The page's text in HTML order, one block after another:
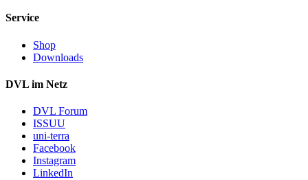
Service
Shop
Downloads
DVL im Netz
DVL Forum
ISSUU
uni-terra
Facebook
Instagram
LinkedIn